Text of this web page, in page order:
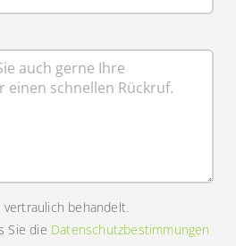
behandelt.
Sie die Datenschutzbestimmungen